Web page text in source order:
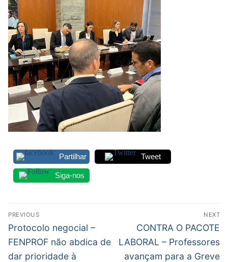
Partilhar Tweet
Siga-nos
Navegação
de
artigos
PREVIOUS
Previous
post:
Protocolo negocial –
FENPROF não abdica de
dar prioridade à
NEXT
Next
post:
CONTRA O PACOTE
LABORAL – Professores
avançam para a Greve